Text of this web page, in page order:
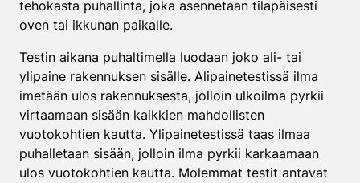
tehokasta puhallinta, joka asennetaan tilapäisesti
oven tai ikkunan paikalle.
Testin aikana puhaltimella luodaan joko ali- tai
ylipaine rakennuksen sisälle. Alipainetestissä ilma
imetään ulos rakennuksesta, jolloin ulkoilma pyrkii
virtaamaan sisään kaikkien mahdollisten
vuotokohtien kautta. Ylipainetestissä taas ilmaa
puhalletaan sisään, jolloin ilma pyrkii karkaamaan
ulos vuotokohtien kautta. Molemmat testit antavat